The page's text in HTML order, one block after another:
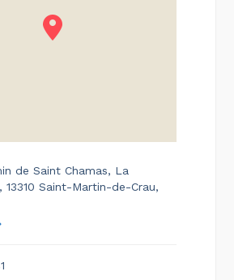
de Saint Chamas, La
13310 Saint-Martin-de-Crau,